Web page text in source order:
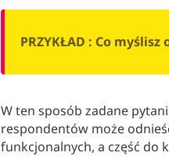
PRZYKŁAD : Co
W ten sposób zadane
respondentów może
funkcjonalnych, a część do